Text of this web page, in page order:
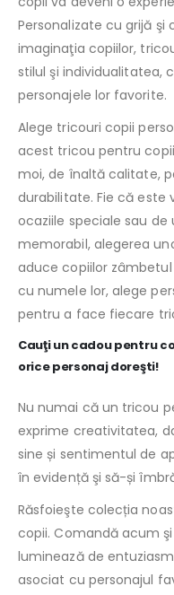
Personalizate cu grijă
imaginaţia copiilor,
stilul şi individualitatea,
personajele lor favorite.
Alege tricouri copii
acest tricou pentru
moi, de înaltă calitate,
durabilitate. Fie că este
ocaziile speciale sau
memorabil, alegerea
aduce copiilor
cu numele lor, alege
pentru a face fiecare
Cauţi un cadou pentru
orice personaj doreşti!
Nu numai că un tricou
exprime creativitatea,
sine și sentimentul de
în evidență şi să-și
Răsfoieşte colecția
copii. Comandă acum
luminează de
asociat cu personajul